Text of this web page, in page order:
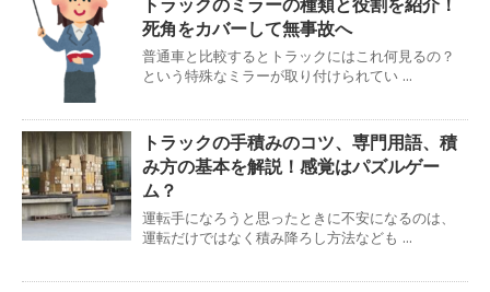
トラックのミラーの種類と役割を紹介！
死角をカバーして無事故へ
普通車と比較するとトラックにはこれ何見るの？
という特殊なミラーが取り付けられてい ...
トラックの手積みのコツ、専門用語、積
み方の基本を解説！感覚はパズルゲー
ム？
運転手になろうと思ったときに不安になるのは、
運転だけではなく積み降ろし方法なども ...